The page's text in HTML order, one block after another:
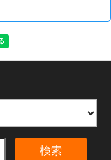
検索